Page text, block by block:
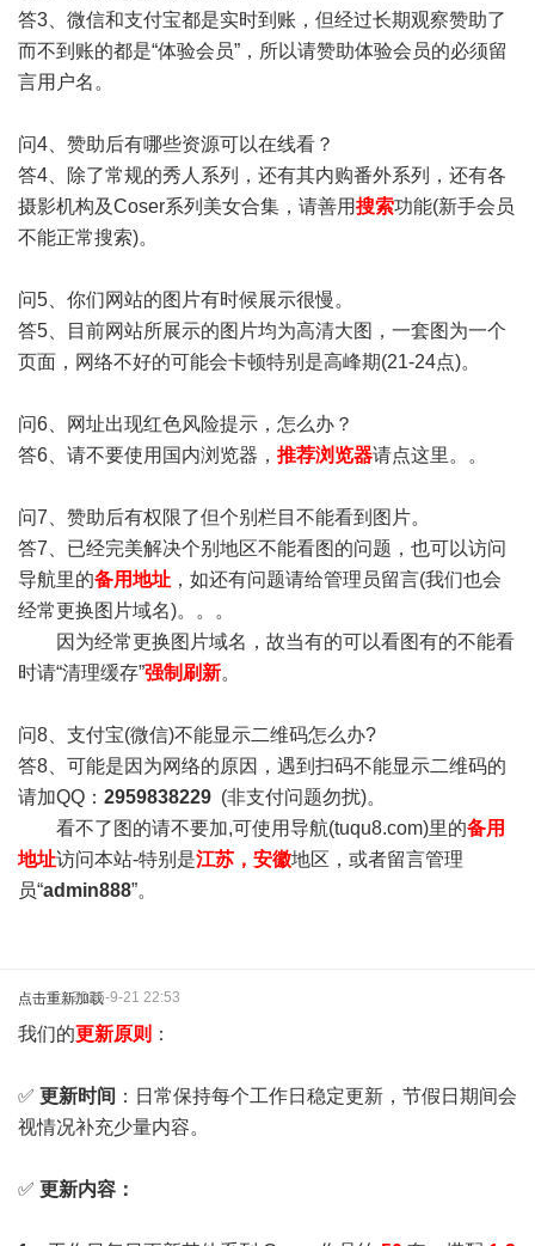
答3、微信和支付宝都是实时到账，但经过长期观察赞助了
而不到账的都是“体验会员”，所以请赞助体验会员的必须留
言用户名。
问4、赞助后有哪些资源可以在线看？
答4、除了常规的秀人系列，还有其内购番外系列，还有各
摄影机构及Coser系列美女合集，请善用搜索功能(新手会员
不能正常搜索)。
问5、你们网站的图片有时候展示很慢。
答5、目前网站所展示的图片均为高清大图，一套图为一个
页面，网络不好的可能会卡顿特别是高峰期(21-24点)。
问6、网址出现红色风险提示，怎么办？
答6、请不要使用国内浏览器， 推荐浏览器请点这里。。
问7、赞助后有权限了但个别栏目不能看到图片。
答7、已经完美解决个别地区不能看图的问题，也可以访问
导航里的备用地址 ，如还有问题请给管理员留言(我们也会
经常更换图片域名)。。。
因为经常更换图片域名，故当有的可以看图有的不能看
时请“清理缓存”强制刷新。
问8、支付宝(微信)不能显示二维码怎么办?
答8、可能是因为网络的原因，遇到扫码不能显示二维码的
请加QQ： 2959838229 (非支付问题勿扰)。
看不了图的请不要加,可使用导航(tuqu8.com)里的备用
地址访问本站-特别是江苏，安徽地区，或者留言管理
员“admin888”。
点击重新加载2025-9-21 22:53
我们的更新原则 ：
✅ 更新时间 ：日常保持每个工作日稳定更新，节假日期间会
视情况补充少量内容。
✅ 更新内容：